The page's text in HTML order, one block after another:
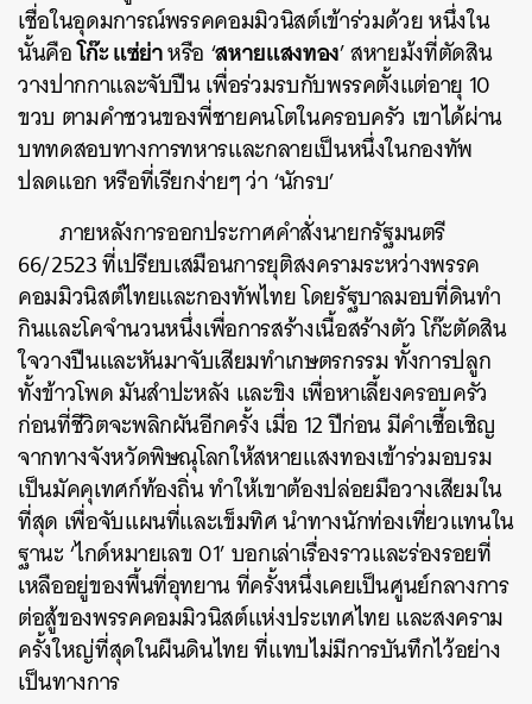
เชื่อในอุดมการณ์พรรคคอมมิวนิสต์เข้าร่วมด้วย หนึ่งใน
นั้นคือโก๊ะ แซ่ย่าหรือ ‘สหายแสงทอง’ สหายม้งที่ตัดสิน
วางปากกาและจับปืน เพื่อร่วมรบกับพรรคตั้งแต่อายุ 10
ขวบ ตามคำชวนของพี่ชายคนโตในครอบครัว เขาได้ผ่าน
บททดสอบทางการทหารและกลายเป็นหนึ่งในกองทัพ
ปลดแอก หรือที่เรียกง่ายๆ ว่า ‘นักรบ’
ภายหลังการออกประกาศคำสั่งนายกรัฐมนตรี
66/2523 ที่เปรียบเสมือนการยุติสงครามระหว่างพรรค
คอมมิวนิสต์ไทยและกองทัพไทย โดยรัฐบาลมอบที่ดินทำ
กินและโคจำนวนหนึ่งเพื่อการสร้างเนื้อสร้างตัว โก๊ะตัดสิน
ใจวางปืนและหันมาจับเสียมทำเกษตรกรรม ทั้งการปลูก
ทั้งข้าวโพด มันสำปะหลัง และขิง เพื่อหาเลี้ยงครอบครัว
ก่อนที่ชีวิตจะพลิกผันอีกครั้ง เมื่อ 12 ปีก่อน มีคำเชื้อเชิญ
จากทางจังหวัดพิษณุโลกให้สหายแสงทองเข้าร่วมอบรม
เป็นมัคคุเทศก์ท้องถิ่น ทำให้เขาต้องปล่อยมือวางเสียมใน
ที่สุด เพื่อจับแผนที่และเข็มทิศ นำทางนักท่องเที่ยวแทนใน
ฐานะ ‘ไกด์หมายเลข 01’ บอกเล่าเรื่องราวและร่องรอยที่
เหลืออยู่ของพื้นที่อุทยาน ที่ครั้งหนึ่งเคยเป็นศูนย์กลางการ
ต่อสู้ของพรรคคอมมิวนิสต์แห่งประเทศไทย และสงคราม
ครั้งใหญ่ที่สุดในผืนดินไทย ที่แทบไม่มีการบันทึกไว้อย่าง
เป็นทางการ